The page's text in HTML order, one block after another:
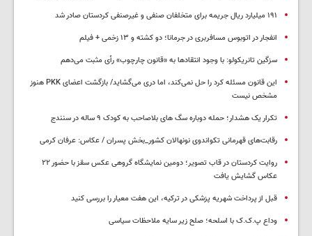
۱۹۱ میلیارد ریال جریمه برای متخلفان صنفی و غیرصنفی کردستان صادر شد
انفجار در اتوبوس مسافربری در جرمانا؛ دو کشته و ۱۳ زخمی + فیلم
سزگین تانریکولو: با وجود انتقادها به «قانون چارچوب» رأی مثبت می‌دهم
این قانون مسئله کرد را حل نمی‌کند، اما دری می‌گشاید/ بازگشت اعضای PKK هنوز
مشخص نیست
تکرار یک هشدار؛ حمله دوباره سگ های بلاصاحب به کودک ۹ ساله در سنندج
رقابت‌های قهرمانی تکواندوی نونهالان کشور_بخش پسران / عکاس: عرفان کرمی
روایت کردستان در قاب تصویر؛ دومین نمایشگاه گروهی عکس سقز با حضور ۲۲
عکاس گشایش یافت
قبل از پرداخت شهریه پزشکی در ترکیه، این هفت معیار را بررسی کنید
وداع پ.ک.ک با اسلحه؛ صلح زیر سایه ملاحظات سیاسی